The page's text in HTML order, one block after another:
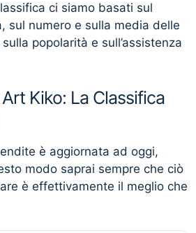
ci siamo basati sul
sul numero e sulla media delle
popolarità e sull’assistenza
Kiko: La Classifica
è aggiornata ad oggi,
modo saprai sempre che ciò
è effettivamente il meglio che